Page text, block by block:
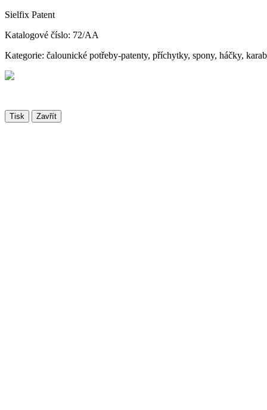
Sielfix Patent
Katalogové číslo: 72/AA
Kategorie: čalounické potřeby-patenty, příchytky, spony, háčky,